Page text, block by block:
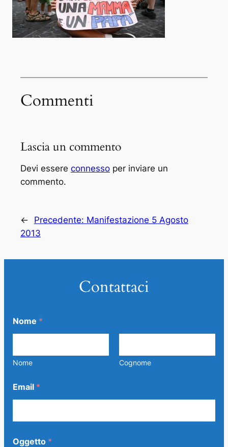
Commenti
Lascia un commento
Devi essere connesso per inviare un
commento.
← Precedente: Manifestazione 5 Agosto
2013
Contattaci
Nome *
Nome Cognome
Email *
Oggetto *